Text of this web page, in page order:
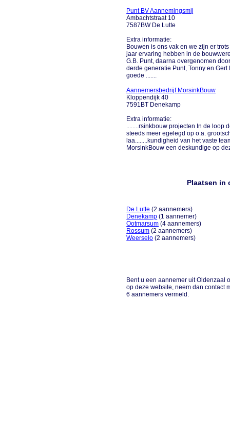
Punt BV Aannemingsmij
Ambachtstraat 10
7587BW De Lutte
Extra informatie:
Bouwen is ons vak en we zijn er
jaar ervaring hebben in de
G.B. Punt, daarna overgenomen
derde generatie Punt, Tonny en
goede .......
Aannemersbedrijf MorsinkBouw
Kloppendijk 40
7591BT Denekamp
Extra informatie:
........rsinkbouw projecten In de loop
steeds meer egelegd op o.a.
laa........kundigheid van het vaste
MorsinkBouw een deskundige op
Plaatsen in
De Lutte (2 aannemers)
Denekamp (1 aannemer)
Ootmarsum (4 aannemers)
Rossum (2 aannemers)
Weerselo (2 aannemers)
Bent u een aannemer uit Oldenzaal
op deze website, neem dan contact
6 aannemers vermeld.